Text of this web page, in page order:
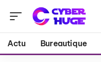
Actu Bureautique